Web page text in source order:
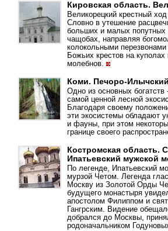
Кировская область.
Великорецкий крестный
Словно в утешение
больших и малых попутных
чащобах, направляя
колокольными
Божьих крестов на
молебнов.
Коми. Печоро-
Одно из основных
самой ценной лесной
Благодаря своему
эти экосистемы обладают
и фауны, при этом
границе своего
Костромская область.
Ипатьевский мужской
По легенде, Ипатьевский
мурзой Четом. Легенда
Москву из Золотой Орды
будущего монастыря
апостолом Филиппом и
Гангрским. Видение
добрался до Москвы,
родоначальником